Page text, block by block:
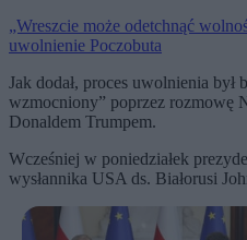
„Wreszcie może odetchnąć
uwolnienie Poczobuta
Jak dodał, proces uwolnienia był
wzmocniony” poprzez rozmowę
Donaldem Trumpem.
Wcześniej w poniedziałek
wysłannika USA ds. Białorusi